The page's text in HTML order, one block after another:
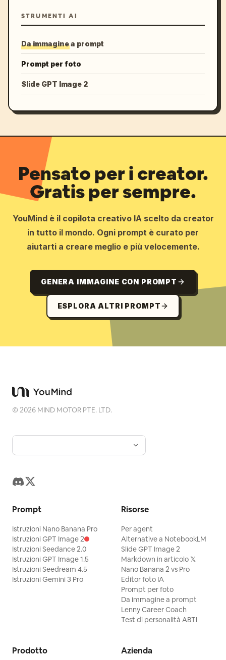
STRUMENTI AI
Da immagine a prompt
Prompt per foto
Slide GPT Image 2
Pensato per i creator.
Gratis per sempre.
YouMind è il copilota creativo IA scelto da creator
in tutto il mondo. Ogni prompt è curato per
aiutarti a creare meglio e più velocemente.
GENERA IMMAGINE CON PROMPT
ESPLORA ALTRI PROMPT
©2026 MIND MOTOR PTE. LTD.
Prompt
Istruzioni Nano Banana Pro
Istruzioni GPT Image 2
Istruzioni Seedance 2.0
Istruzioni GPT Image 1.5
Istruzioni Seedream 4.5
Istruzioni Gemini 3 Pro
Risorse
Per agent
Alternative a NotebookLM
Slide GPT Image 2
Markdown in articolo 𝕏
Nano Banana 2 vs Pro
Editor foto IA
Prompt per foto
Da immagine a prompt
Lenny Career Coach
Test di personalità ABTI
Prodotto Azienda